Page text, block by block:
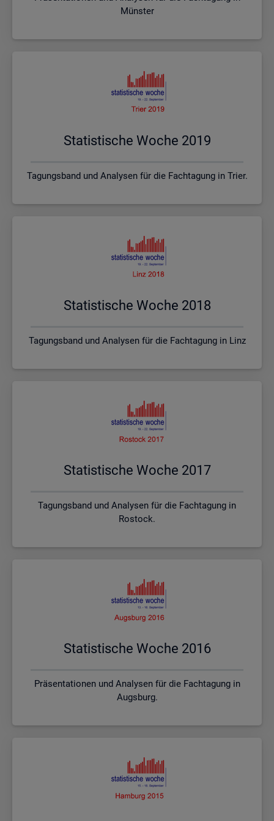
Münster
Sta­tis­ti­sche Woche 2019
Tagungsband und Analysen für die Fachtagung in Trier.
Sta­tis­ti­sche Woche 2018
Tagungsband und Analysen für die Fachtagung in Linz
Sta­tis­ti­sche Woche 2017
Tagungsband und Analysen für die Fachtagung in
Rostock.
Sta­tis­ti­sche Woche 2016
Präsentationen und Analysen für die Fachtagung in
Augsburg.